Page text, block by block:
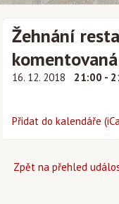
Žehnání
16. 12. 2018 21:00 -
Přidat do kalendáře
Zpět na přehled